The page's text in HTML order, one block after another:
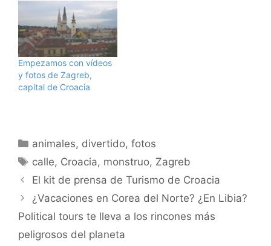
Empezamos con vídeos
y fotos de Zagreb,
capital de Croacia
Categorías
animales, divertido,fotos
Etiquetas
calle, Croacia, monstruo, Zagreb
El kit de prensa de Turismo de Croacia
¿Vacaciones en Corea del Norte? ¿En Libia?
Political tours te lleva a los rincones más
peligrosos del planeta